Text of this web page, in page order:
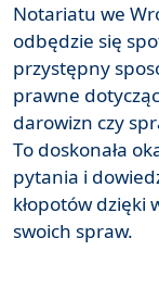
Notariatu we
odbędzie się
przystępny
prawne
darowizn czy
To doskonała
pytania i
kłopotów dzięki
swoich spraw.